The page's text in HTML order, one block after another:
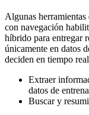
Algunas
con navegación
híbrido para entregar
únicamente en datos
deciden en tiempo
Extraer
datos de
Buscar y